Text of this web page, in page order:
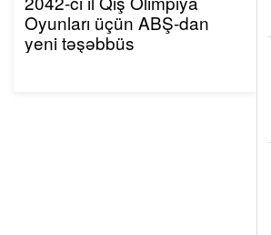
Oyunları üçün ABŞ-dan
yeni təşəbbüs